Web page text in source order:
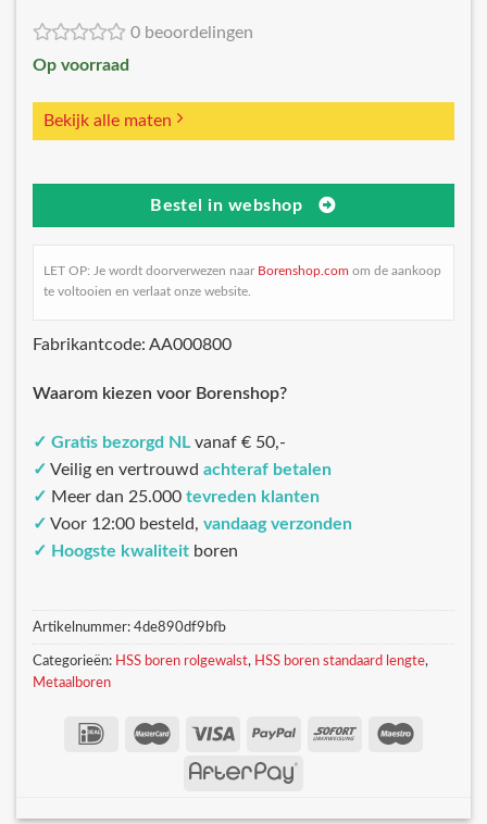
€15,92.€14,33.
0 beoordelingen
Op voorraad
Bekijk alle maten
Bestel in webshop
LET OP: Je wordt doorverwezen naar Borenshop.com om de aankoop
te voltooien en verlaat onze website.
Fabrikantcode: AA000800
Waarom kiezen voor Borenshop?
✓ Gratis bezorgd NL vanaf € 50,-
✓ Veilig en vertrouwd achteraf betalen
✓ Meer dan 25.000 tevreden klanten
✓ Voor 12:00 besteld, vandaag verzonden
✓ Hoogste kwaliteit boren
Artikelnummer: 4de890df9bfb
Categorieën: HSS boren rolgewalst, HSS boren standaard lengte,
Metaalboren